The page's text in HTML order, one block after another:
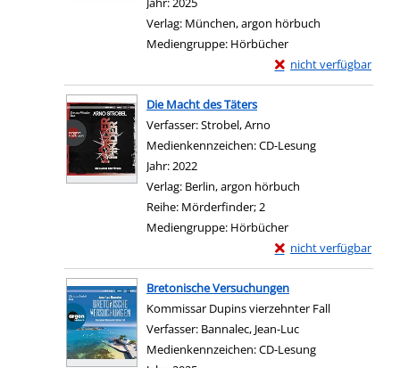
Verlag: München, argon hörbuch
Mediengruppe: Hörbücher
nicht verfügbar
Exemplar-Details von
Zum Download von
Die Macht des Täters
Verfasser:Strobel, Arno
Medienkennzeichen:CD-Lesung
Jahr:2022
Verlag: Berlin, argon hörbuch
Reihe: Mörderfinder; 2
Mediengruppe: Hörbücher
nicht verfügbar
Exemplar-Details von
Zum Download von
Bretonische Versuchungen
Kommissar Dupins vierzehnter Fall
Verfasser: Bannalec, Jean-Luc
Medienkennzeichen:CD-Lesung